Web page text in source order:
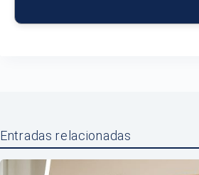
Entradas relacionadas